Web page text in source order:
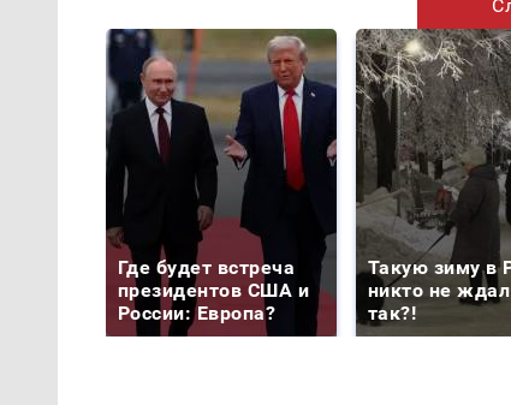
Где будет встреча
президентов США и
России: Европа?
Такую зиму в
никто не
так?!